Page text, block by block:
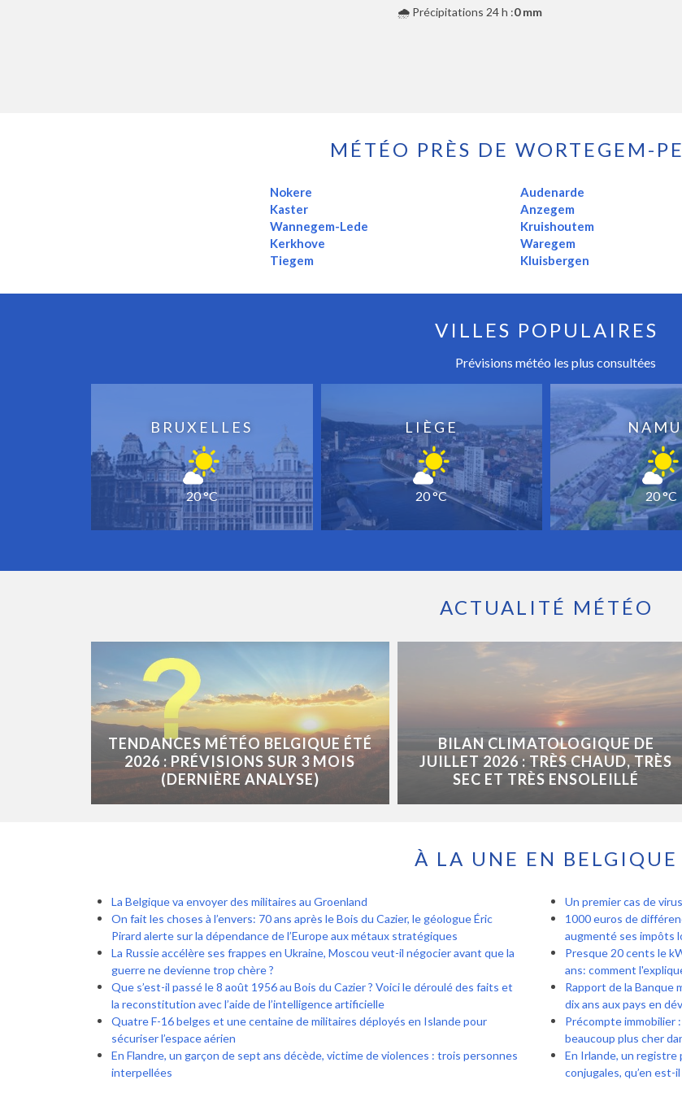
🌧️ Précipitations 24 h :0 mm
MÉTÉO PRÈS DE WORTEGEM-
Nokere
Kaster
Wannegem-Lede
Kerkhove
Tiegem
Audenarde
Anzegem
Kruishoutem
Waregem
Kluisbergen
VILLES POPULAIRES
Prévisions météo les plus consultées
BRUXELLES
20 °C
LIÈGE
20 °C 20 °C
ACTUALITÉ MÉTÉO
TENDANCES MÉTÉO BELGIQUE ÉTÉ
2026 : PRÉVISIONS SUR 3 MOIS
(DERNIÈRE ANALYSE)
BILAN CLIMATOLOGIQUE DE
JUILLET 2026 : TRÈS CHAUD, TRÈS
SEC ET TRÈS ENSOLEILLÉ
À LA UNE EN BELGIQUE
La Belgique va envoyer des militaires au Groenland
On fait les choses à l’envers: 70 ans après le Bois du Cazier, le géologue Éric
Pirard alerte sur la dépendance de l’Europe aux métaux stratégiques
La Russie accélère ses frappes en Ukraine, Moscou veut-il négocier avant que la
guerre ne devienne trop chère ?
Que s’est-il passé le 8 août 1956 au Bois du Cazier ? Voici le déroulé des faits et
la reconstitution avec l’aide de l’intelligence artificielle
Quatre F-16 belges et une centaine de militaires déployés en Islande pour
sécuriser l’espace aérien
En Flandre, un garçon de sept ans décède, victime de violences : trois personnes
interpellées
Un premier cas de
1000 euros de
augmenté ses impôts
Presque 20 cents le
ans: comment
Rapport de la Banque
dix ans aux pays en
Précompte immobilier
beaucoup plus cher
En Irlande, un registre
conjugales, qu’en est-